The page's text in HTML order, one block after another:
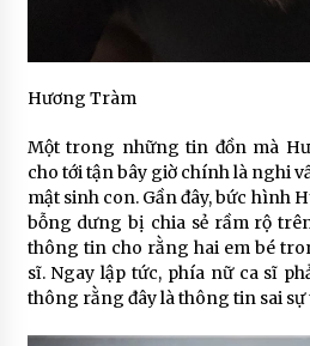
Hương Tràm
Một trong những tin đồn mà
cho tới tận bây giờ chính là nghi
mật sinh con. Gần đây, bức hình
bỗng dưng bị chia sẻ rầm rộ
thông tin cho rằng hai em bé
sĩ. Ngay lập tức, phía nữ ca sĩ
thông rằng đây là thông tin sai sự